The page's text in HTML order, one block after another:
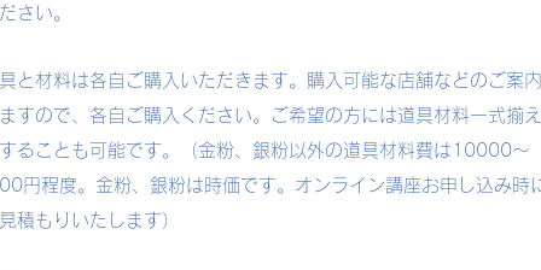
さい。
と材料は各自ご購入いただきます。購入可能な店舗などのご案
すので、各自ご購入ください。ご希望の方には道具材料一式揃
ることも可能です。（金粉、銀粉以外の道具材料費は10000～
円程度。金粉、銀粉は時価です。オンライン講座お申し込み時
積もりいたします）